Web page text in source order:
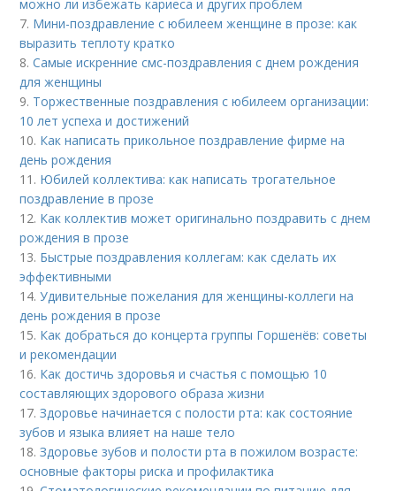
можно ли избежать кариеса и других проблем
7. Мини-поздравление с юбилеем женщине в прозе: как
выразить теплоту кратко
8.Самые искренние смс-поздравления с днем рождения
для женщины
9. Торжественные поздравления с юбилеем организации:
10 лет успеха и достижений
10. Как написать прикольное поздравление фирме на
день рождения
11. Юбилей коллектива: как написать трогательное
поздравление в прозе
12. Как коллектив может оригинально поздравить с днем
рождения в прозе
13. Быстрые поздравления коллегам: как сделать их
эффективными
14.Удивительные пожелания для женщины-коллеги на
день рождения в прозе
15. Как добраться до концерта группы Горшенёв: советы
и рекомендации
16. Как достичь здоровья и счастья с помощью 10
составляющих здорового образа жизни
17.Здоровье начинается с полости рта: как состояние
зубов и языка влияет на наше тело
18.Здоровье зубов и полости рта в пожилом возрасте:
основные факторы риска и профилактика